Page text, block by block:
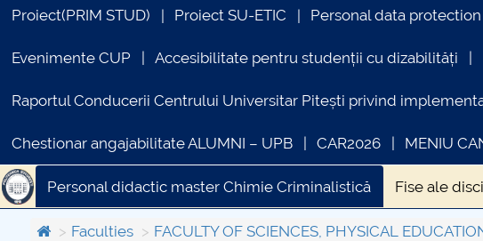
Proiect(PRIM STUD) Proiect SU-ETIC Personal data protection
Evenimente CUP Accesibilitate pentru studenții cu dizabilități
Raportul Conducerii Centrului Universitar Pitești privind
Chestionar angajabilitate ALUMNI – UPB CAR2026 MENIU
Personal didactic master Chimie Criminalistică Fise ale
Faculties FACULTY OF SCIENCES, PHYSICAL